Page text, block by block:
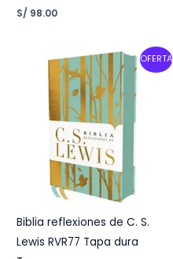
S/ 98.00
OFERTA
Biblia reflexiones de C. S.
Lewis RVR77 Tapa dura
Original
price
was:
S/ 200.00.
Current
price
is:
S/ 120.00.